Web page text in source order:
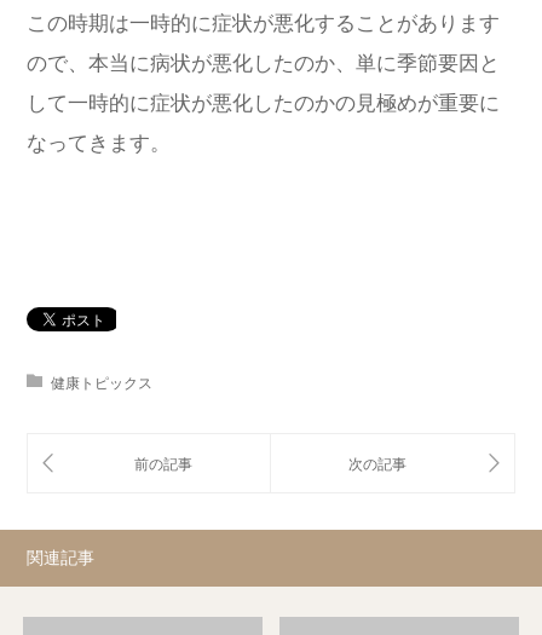
この時期は一時的に症状が悪化することがあります
ので、本当に病状が悪化したのか、単に季節要因と
して一時的に症状が悪化したのかの見極めが重要に
なってきます。
健康トピックス
関連記事